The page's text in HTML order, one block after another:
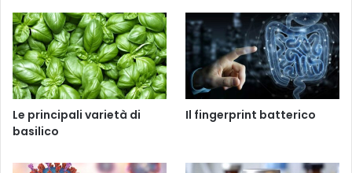
Le principali varietà di
basilico
Il fingerprint batterico